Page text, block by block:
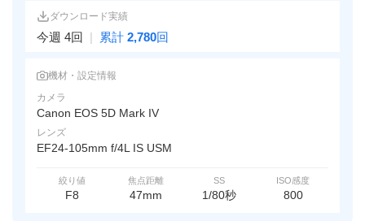
ダウンロード実績
今週 4回 | 累計 2,780回
機材・設定情報
カメラ
Canon EOS 5D Mark IV
レンズ
EF24-105mm f/4L IS USM
絞り値
F8
焦点距離
47mm
SS
1/80秒
ISO感度
800